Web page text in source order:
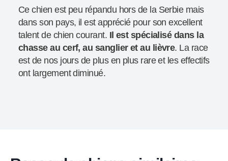
Ce chien est peu répandu hors de la Serbie mais
dans son pays, il est apprécié pour son excellent
talent de chien courant. Il est spécialisé dans la
chasse au cerf, au sanglier et au lièvre. La race
est de nos jours de plus en plus rare et les effectifs
ont largement diminué.